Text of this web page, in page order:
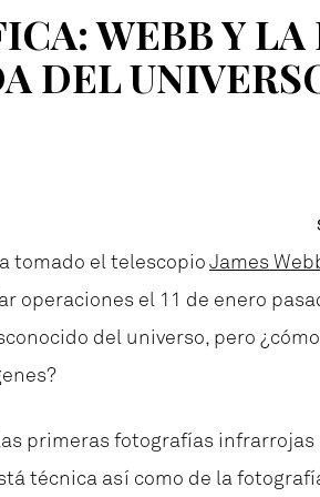
WEBB Y
DEL
tomado el telescopioJames
operaciones el 11 de enero
del universo, pero
primeras fotografías infrarrojas
técnica así como de la